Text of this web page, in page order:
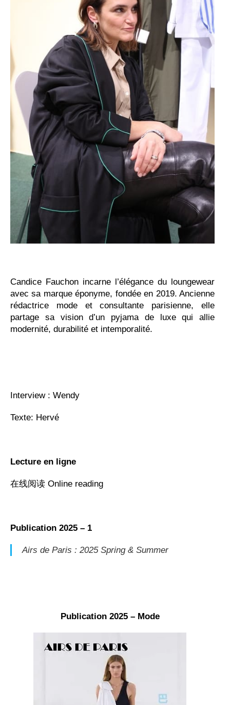
Candice Fauchon incarne l’élégance du loungewear
avec sa marque éponyme, fondée en 2019. Ancienne
rédactrice mode et consultante parisienne, elle
partage sa vision d’un pyjama de luxe qui allie
modernité, durabilité et intemporalité.
Interview : Wendy
Texte: Hervé
Lecture en ligne
在线阅读 Online reading
Publication 2025 – 1
Airs de Paris : 2025 Spring & Summer
Publication 2025 – Mode